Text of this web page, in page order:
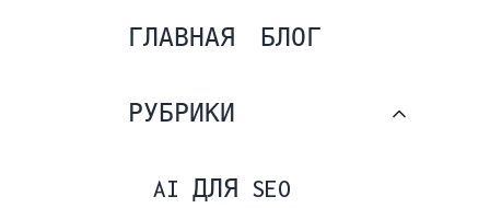
ГЛАВНАЯ БЛОГ
РУБРИКИ
AI ДЛЯ SEO